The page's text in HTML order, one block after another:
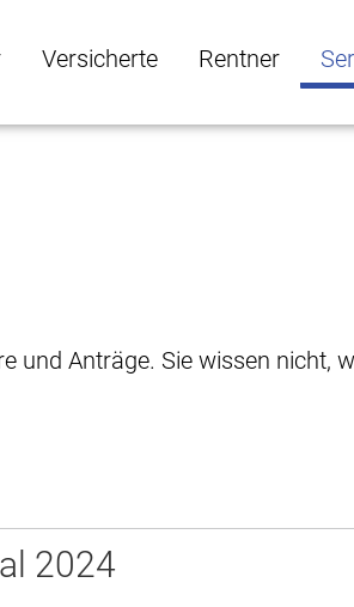
Versicherte Rentner
und Anträge. Sie wissen
2024